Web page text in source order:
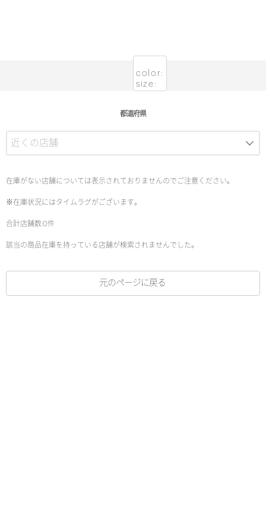
color:
size:
都道府県
在庫がない店舗については表示されておりませんのでご注意ください。
※在庫状況にはタイムラグがございます。
合計店舗数:0件
該当の商品在庫を持っている店舗が検索されませんでした。
元のページに戻る